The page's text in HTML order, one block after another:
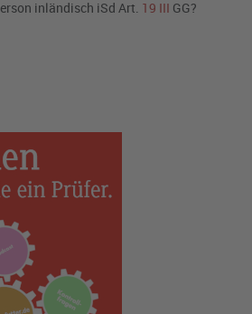
inländisch iSdArt. 19 III GG?